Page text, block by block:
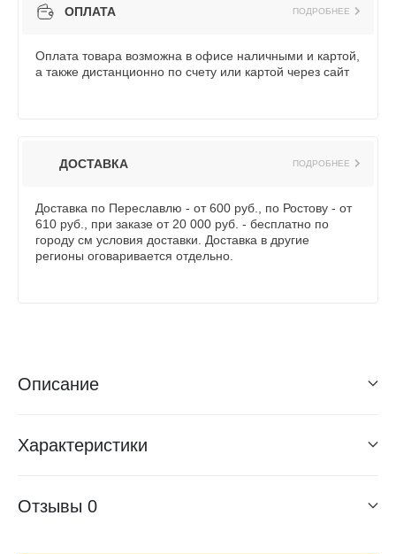
ОПЛАТА ПОДРОБНЕЕ
Оплата товара возможна в офисе наличными и картой,
а также дистанционно по счету или картой через сайт
ДОСТАВКА ПОДРОБНЕЕ
Доставка по Переславлю - от 600 руб., по Ростову - от
610 руб., при заказе от 20 000 руб. - бесплатно по
городу см условия доставки. Доставка в другие
регионы оговаривается отдельно.
Описание
Характеристики
Отзывы 0